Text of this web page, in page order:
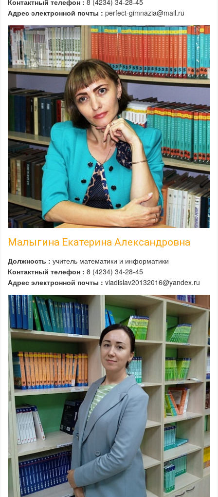
Адрес электронной почты : perfect-gimnazia@mail.ru
Малыгина Екатерина Александровна
Должность : учитель математики и информатики
Контактный телефон : 8 (4234) 34-28-45
Адрес электронной почты : vladislav20132016@yandex.ru